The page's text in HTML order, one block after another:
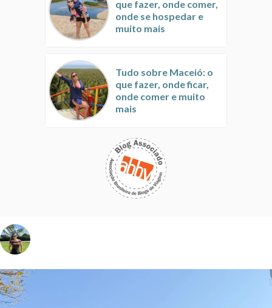
que fazer, onde comer,
onde se hospedar e
muito mais
Tudo sobre Maceió: o
que fazer, onde ficar,
onde comer e muito
mais